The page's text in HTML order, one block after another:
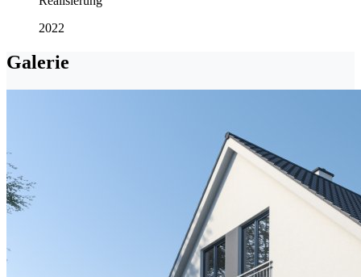
2022
Galerie